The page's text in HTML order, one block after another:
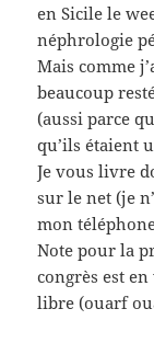
en Sicile le
néphrologie
Mais comme
beaucoup
(aussi parce
qu’ils étaient
Je vous livre
sur le net (je
mon
Note pour la
congrès est
libre (ouarf